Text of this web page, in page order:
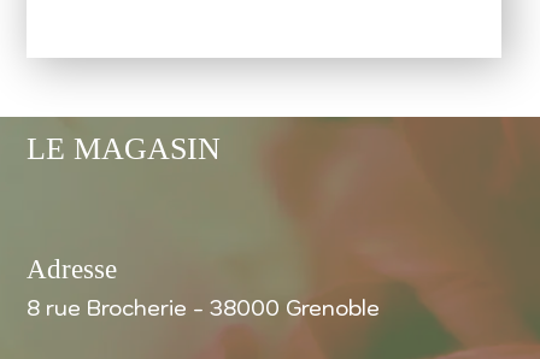
LE MAGASIN
Adresse
8 rue Brocherie - 38000 Grenoble